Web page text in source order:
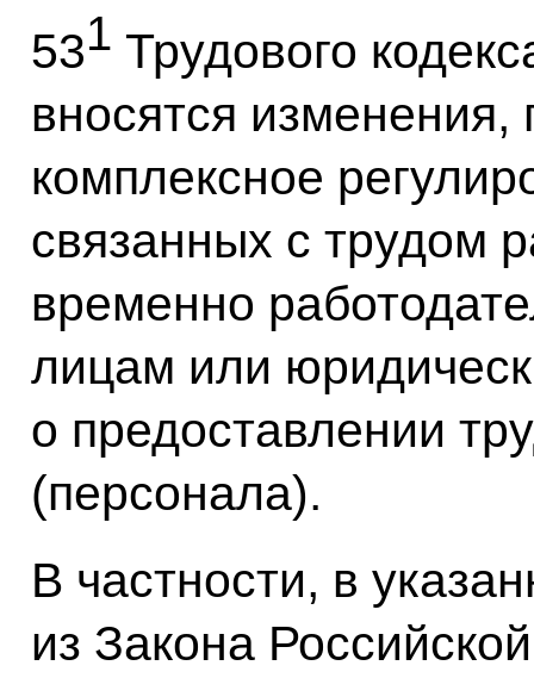
531 Трудового
вносятся
комплексное
связанных с трудом
временно
лицам или
о предоставлении
(персонала).
В частности, в
из Закона